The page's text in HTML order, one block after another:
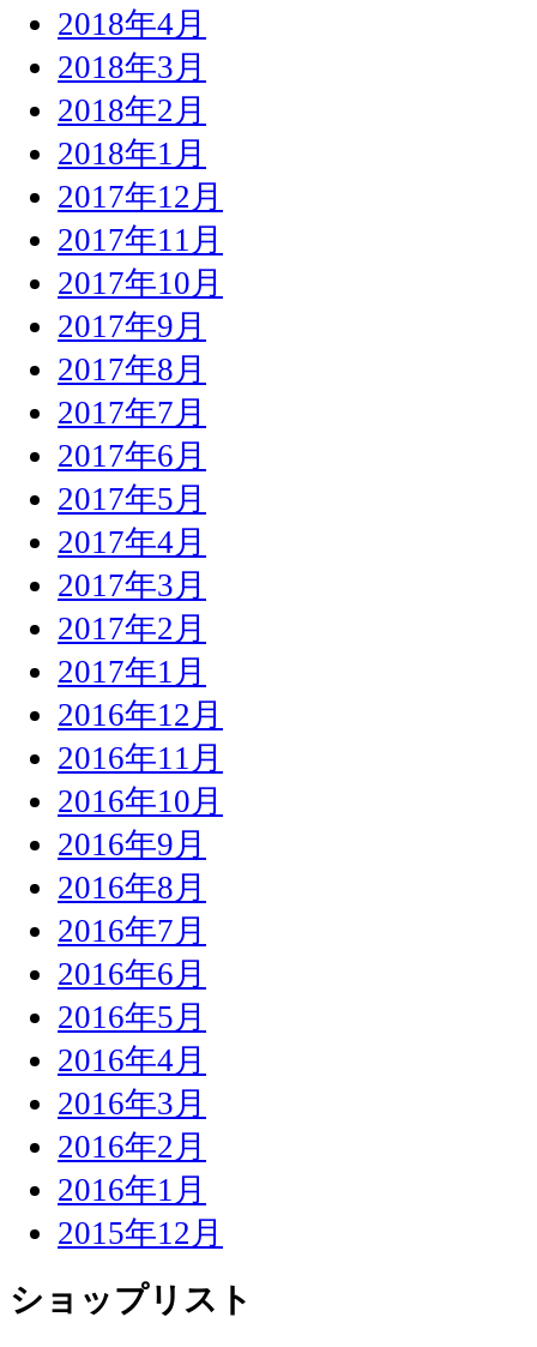
2018年4月
2018年3月
2018年2月
2018年1月
2017年12月
2017年11月
2017年10月
2017年9月
2017年8月
2017年7月
2017年6月
2017年5月
2017年4月
2017年3月
2017年2月
2017年1月
2016年12月
2016年11月
2016年10月
2016年9月
2016年8月
2016年7月
2016年6月
2016年5月
2016年4月
2016年3月
2016年2月
2016年1月
2015年12月
ショップリスト